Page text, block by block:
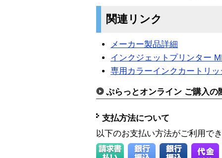
関連リンク
メーカー製品詳細
インクジェットプリンター
専用カラーインクカートリ
ぷらっとオンライン ご購入の
支払方法について
以下のお支払い方法がご利用で